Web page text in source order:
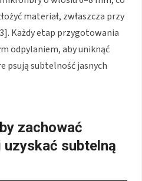
materiał, zwłaszcza przy
Każdy etap przygotowania
odpylaniem, aby uniknąć
psują subtelność jasnych
zachować
uzyskać subtelną